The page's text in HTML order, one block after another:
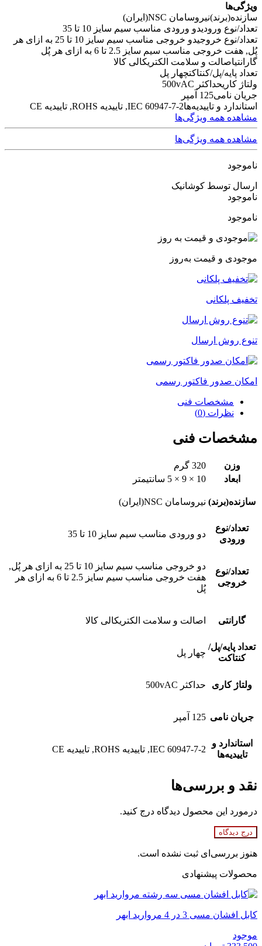
ویژگی‌ها
سازنده(برند)نیروسامان NSC(ایران)
تعداد/نوع ورودیدو ورودی مناسب سیم سایز 10 تا 35
تعداد/نوع خروجی
دو خروجی مناسب سیم سایز 10 تا 25 به ازای هر
پُل, هفت خروجی مناسب سیم سایز 2.5 تا 6 به ازای هر پُل
گارانتیاصالت و سلامت الکتریکالی کالا
تعداد پایه/پل/کنتاکتچهار پل
ولتاژ کاریحداکثر 500vAC
جریان نامی125 آمپر
استاندارد و تاییدیه‌هاIEC 60947-7-2, تاییدیه ROHS, تاییدیه CE
مشاهده همه ویژگی‌ها
مشاهده همه ویژگی‌ها
ناموجود
ارسال توسط کوشانیک
ناموجود
ناموجود
موجودی و قیمت به‌روز
تخفیف پلکانی
تنوع روش ارسال
امکان صدور فاکتور رسمی
مشخصات فنی
نظرات (0)
مشخصات فنی
وزن
320 گرم
ابعاد
10 × 9 × 5 سانتیمتر
سازنده(برند) نیروسامان NSC(ایران)
تعداد/نوع
ورودی
دو ورودی مناسب سیم سایز 10 تا 35
تعداد/نوع
خروجی
دو خروجی مناسب سیم سایز 10 تا 25 به ازای هر پُل,
هفت خروجی مناسب سیم سایز 2.5 تا 6 به ازای هر
پُل
گارانتی اصالت و سلامت الکتریکالی کالا
تعداد پایه/پل/
کنتاکت
چهار پل
ولتاژ کاری حداکثر 500vAC
جریان نامی 125 آمپر
استاندارد و
تاییدیه‌ها
IEC 60947-7-2, تاییدیه ROHS, تاییدیه CE
نقد و بررسی‌ها
درمورد این محصول دیدگاه درج کنید.
درج دیدگاه
هنوز بررسی‌ای ثبت نشده است.
محصولات پیشنهادی
کابل افشان مسی 3 در 4 مروارید ابهر
موجود